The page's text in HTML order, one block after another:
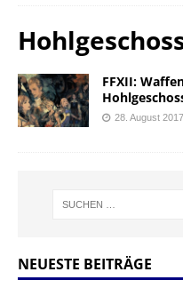
FFXII:
28. August 2017
NEUESTE BEITRÄGE